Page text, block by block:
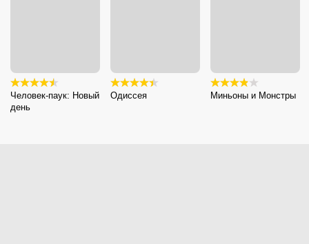
Человек-паук: Новый
день
Одиссея Миньоны и Монстры